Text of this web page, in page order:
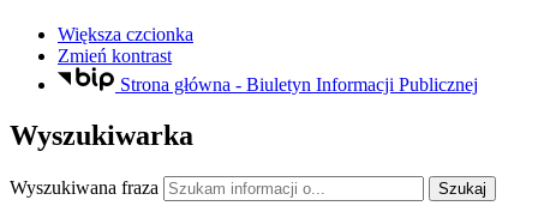
Większa czcionka
Zmień kontrast
Strona główna - Biuletyn Informacji Publicznej
Wyszukiwarka
Wyszukiwana fraza Szukaj